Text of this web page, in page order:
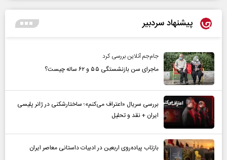
پیشنهاد سردبیر
جام‌جم آنلاین بررسی کرد
ماجرای سن بازنشستگی ۵۵ و ۶۲ ساله چیست؟
بررسی سریال «اعتراف می‌کنم»؛ ساختارشکنی در ژانر پلیسی
ایران + نقد و تحلیل
بازتاب پیاده‌روی اربعین در ادبیات داستانی معاصر ایران